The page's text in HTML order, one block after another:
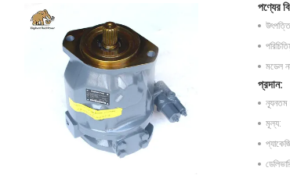
পণ্যের
মডেল
প্রদান:
ন্যূনতম
মূল্য: